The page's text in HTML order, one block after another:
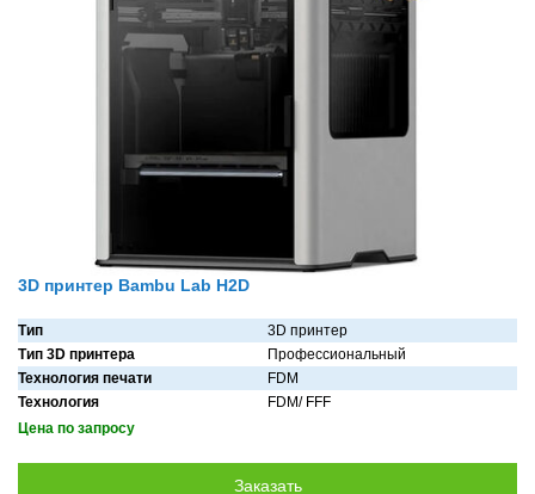
3D принтер Bambu Lab H2D
Тип
3D принтер
Тип 3D принтера
Профессиональный
Технология печати
FDM
Технология
FDM/ FFF
Цена по запросу